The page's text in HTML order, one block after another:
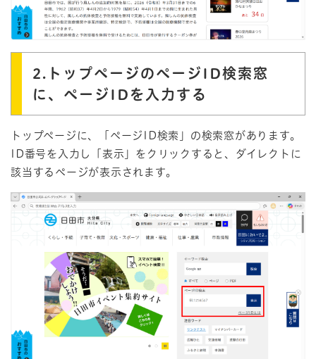
2.トップページのぺージID検索窓
に、ぺージIDを入力する
トップページに、「ページID検索」の検索窓があります。
ID番号を入力し「表示」をクリックすると、ダイレクトに
該当するページが表示されます。​